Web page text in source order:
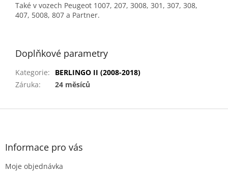
Také v vozech Peugeot 1007, 207, 3008, 301, 307, 308,
407, 5008, 807 a Partner.
Doplňkové parametry
Kategorie:
BERLINGO II (2008-2018)
Záruka: 24 měsíců
Z
Informace pro vás
Moje objednávka